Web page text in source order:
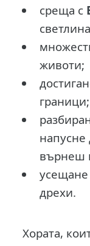
среща с
животи;
граници;
напусне
върнеш
дрехи.
Хората,